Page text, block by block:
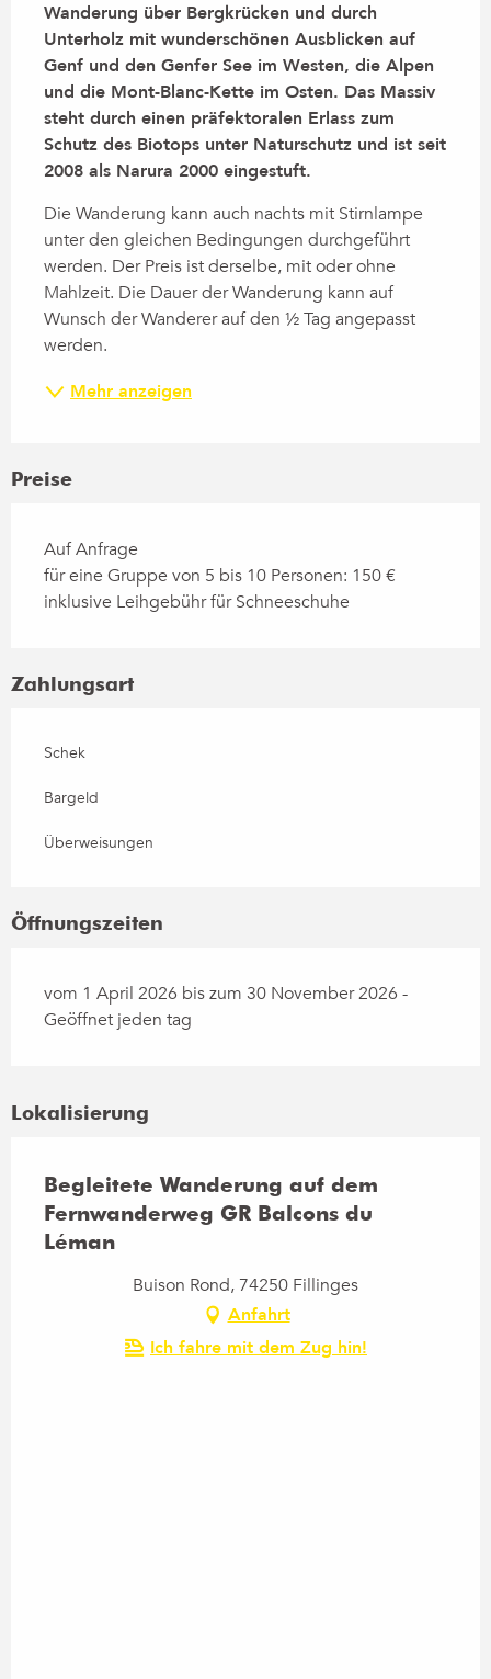
Wanderung über Bergkrücken und durch
Unterholz mit wunderschönen Ausblicken auf
Genf und den Genfer See im Westen, die Alpen
und die Mont-Blanc-Kette im Osten. Das Massiv
steht durch einen präfektoralen Erlass zum
Schutz des Biotops unter Naturschutz und ist seit
2008 als Narura 2000 eingestuft.
Die Wanderung kann auch nachts mit Stirnlampe
unter den gleichen Bedingungen durchgeführt
werden. Der Preis ist derselbe, mit oder ohne
Mahlzeit. Die Dauer der Wanderung kann auf
Wunsch der Wanderer auf den ½ Tag angepasst
werden.
Mehr anzeigen
Preise
Auf Anfrage
für eine Gruppe von 5 bis 10 Personen: 150 €
inklusive Leihgebühr für Schneeschuhe
Zahlungsart
Schek
Bargeld
Überweisungen
Öffnungszeiten
vom 1 April 2026 bis zum 30 November 2026 -
Geöffnet jeden tag
Lokalisierung
Begleitete Wanderung auf dem
Fernwanderweg GR Balcons du
Léman
Buison Rond, 74250 Fillinges
Anfahrt
Ich fahre mit dem Zug hin!